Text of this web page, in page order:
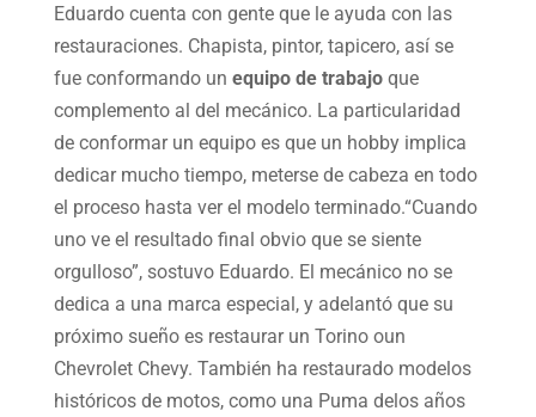
Eduardo cuenta con gente que le ayuda con las
restauraciones. Chapista, pintor, tapicero, así se
fue conformando un equipo de trabajoque
complemento al del mecánico. La particularidad
de conformar un equipo es que un hobby implica
dedicar mucho tiempo, meterse de cabeza en todo
el proceso hasta ver el modelo terminado.“Cuando
uno ve el resultado final obvio que se siente
orgulloso”, sostuvo Eduardo. El mecánico no se
dedica a una marca especial, y adelantó que su
próximo sueño es restaurar un Torino oun
Chevrolet Chevy. También ha restaurado modelos
históricos de motos, como una Puma delos años